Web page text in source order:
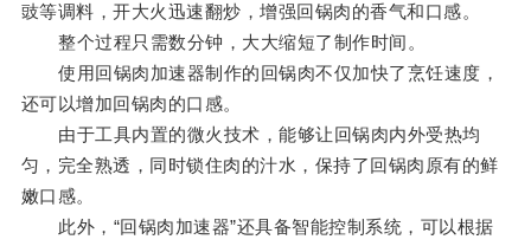
豉等调料，开大火迅速翻炒，增强回锅肉的香气和口感。
整个过程只需数分钟，大大缩短了制作时间。
使用回锅肉加速器制作的回锅肉不仅加快了烹饪速度，
还可以增加回锅肉的口感。
由于工具内置的微火技术，能够让回锅肉内外受热均
匀，完全熟透，同时锁住肉的汁水，保持了回锅肉原有的鲜
嫩口感。
此外，“回锅肉加速器”还具备智能控制系统，可以根据